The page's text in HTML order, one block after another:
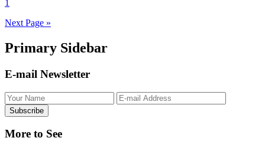
1
Next Page »
Primary Sidebar
E-mail Newsletter
More to See